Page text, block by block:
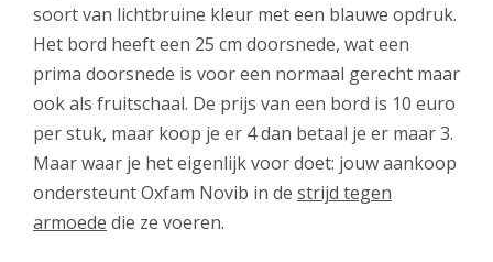
soort van lichtbruine kleur met een blauwe opdruk.
Het bord heeft een 25 cm doorsnede, wat een
prima doorsnede is voor een normaal gerecht maar
ook als fruitschaal. De prijs van een bord is 10 euro
per stuk, maar koop je er 4 dan betaal je er maar 3.
Maar waar je het eigenlijk voor doet: jouw aankoop
ondersteunt Oxfam Novib in de strijd tegen
armoede die ze voeren.